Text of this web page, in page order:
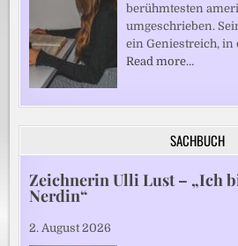
berühmtesten
umgeschrieben.
ein Geniestreich, in
Read more…
SACHBUCH
Zeichnerin Ulli Lust – „Ich
Nerdin“
2. August 2026